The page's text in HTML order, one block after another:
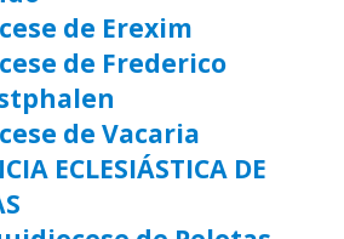
de Erexim
de Frederico
de Vacaria
ECLESIÁSTICA DE